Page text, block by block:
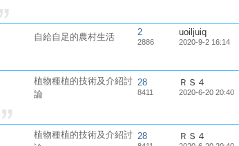
自給自足的農村生活 2
2886
uoiljuiq
2020-9-2 16:14
植物種植的技術及介紹討
論
28
8411
ＲＳ４
2020-6-20 20:40
植物種植的技術及介紹討 28 ＲＳ４